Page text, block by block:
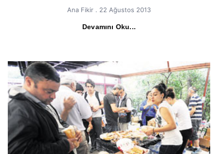
Ana Fikir 22 Ağustos 2013
Devamını Oku...